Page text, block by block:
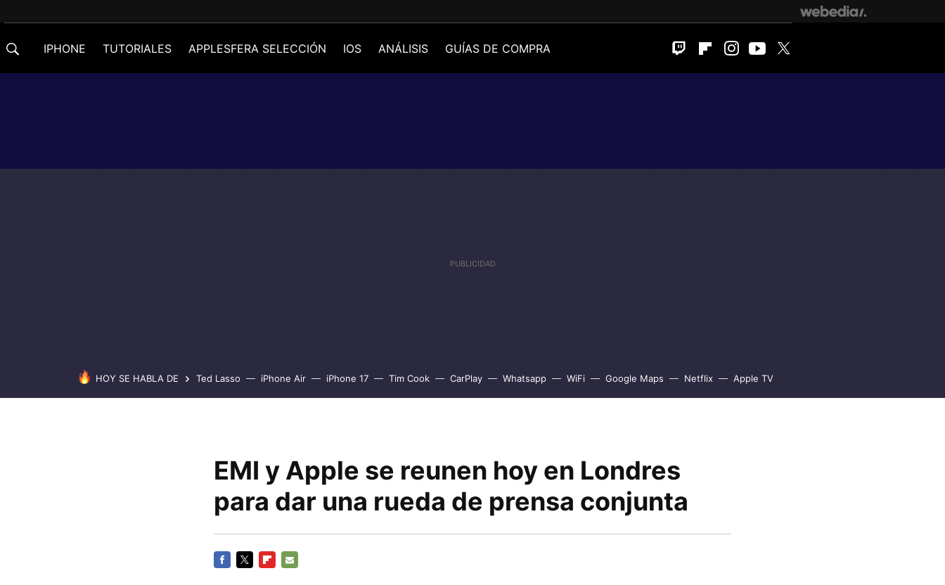
IPHONE TUTORIALES APPLESFERA SELECCIÓN IOS ANÁLISIS GUÍAS DE COMPRA Twitch FlipboardInstagram
Youtube
HOY SE HABLA DE Ted Lasso iPhone Air iPhone 17 Tim Cook CarPlay Whatsapp WiFi Google Maps Netflix Apple TV
EMI y Apple se reunen hoy en Londres
para dar una rueda de prensa conjunta